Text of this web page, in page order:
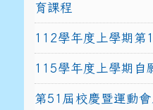
育課程
112學年度上學期
115學年度上學期自
第51屆校慶暨運動